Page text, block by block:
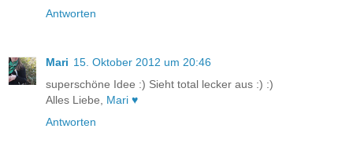
Antworten
Mari 15. Oktober 2012 um 20:46
superschöne Idee :) Sieht total lecker aus :) :)
Alles Liebe, Mari ♥
Antworten